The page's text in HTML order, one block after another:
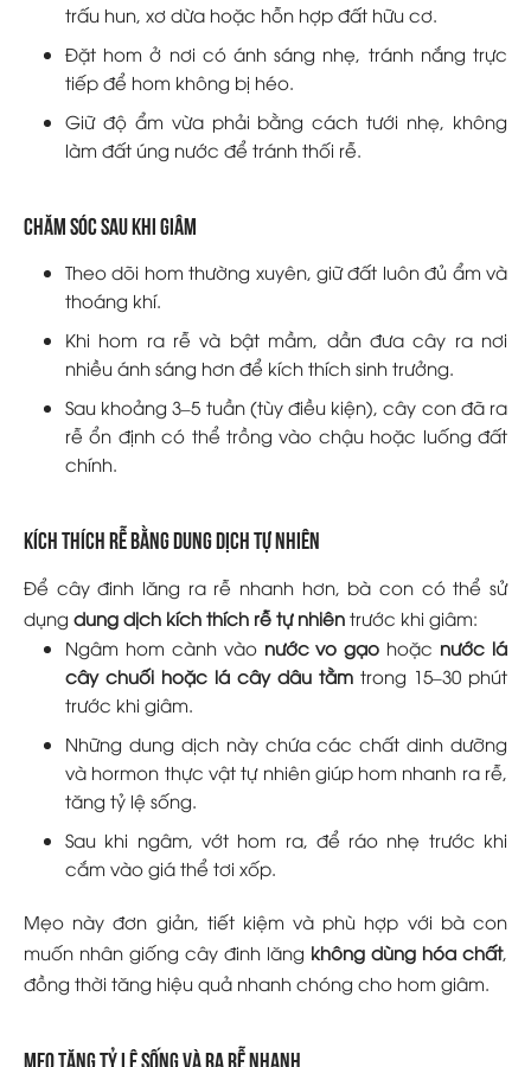
trấu hun, xơ dừa hoặc hỗn hợp đất hữu cơ.
Đặt hom ở nơi có ánh sáng nhẹ, tránh nắng trực
tiếp để hom không bị héo.
Giữ độ ẩm vừa phải bằng cách tưới nhẹ, không
làm đất úng nước để tránh thối rễ.
Chăm sóc sau khi giâm
Theo dõi hom thường xuyên, giữ đất luôn đủ ẩm và
thoáng khí.
Khi hom ra rễ và bật mầm, dần đưa cây ra nơi
nhiều ánh sáng hơn để kích thích sinh trưởng.
Sau khoảng 3–5 tuần (tùy điều kiện), cây con đã ra
rễ ổn định có thể trồng vào chậu hoặc luống đất
chính.
kích thích rễ bằng dung dịch tự nhiên
Để cây đinh lăng ra rễ nhanh hơn, bà con có thể sử
dụng dung dịch kích thích rễ tự nhiên trước khi giâm:
Ngâm hom cành vào nước vo gạo hoặc nước lá
cây chuối hoặc lá cây dâu tằm trong 15–30 phút
trước khi giâm.
Những dung dịch này chứa các chất dinh dưỡng
và hormon thực vật tự nhiên giúp hom nhanh ra rễ,
tăng tỷ lệ sống.
Sau khi ngâm, vớt hom ra, để ráo nhẹ trước khi
cắm vào giá thể tơi xốp.
Mẹo này đơn giản, tiết kiệm và phù hợp với bà con
muốn nhân giống cây đinh lăng không dùng hóa chất,
đồng thời tăng hiệu quả nhanh chóng cho hom giâm.
Mẹo tăng tỷ lệ sống và ra rễ nhanh